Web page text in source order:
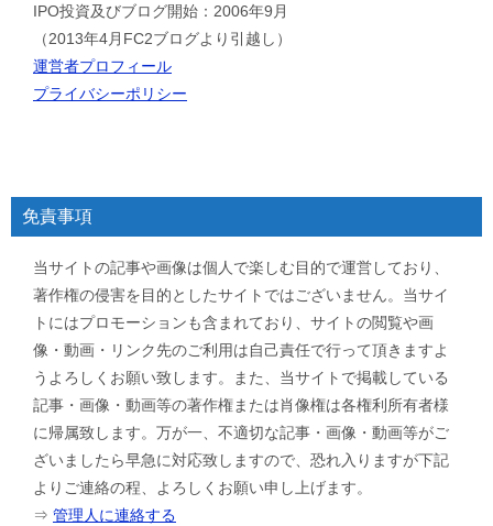
IPO投資及びブログ開始：2006年9月
（2013年4月FC2ブログより引越し）
運営者プロフィール
プライバシーポリシー
免責事項
当サイトの記事や画像は個人で楽しむ目的で運営しており、
著作権の侵害を目的としたサイトではございません。当サイ
トにはプロモーションも含まれており、サイトの閲覧や画
像・動画・リンク先のご利用は自己責任で行って頂きますよ
うよろしくお願い致します。また、当サイトで掲載している
記事・画像・動画等の著作権または肖像権は各権利所有者様
に帰属致します。万が一、不適切な記事・画像・動画等がご
ざいましたら早急に対応致しますので、恐れ入りますが下記
よりご連絡の程、よろしくお願い申し上げます。
⇒ 管理人に連絡する